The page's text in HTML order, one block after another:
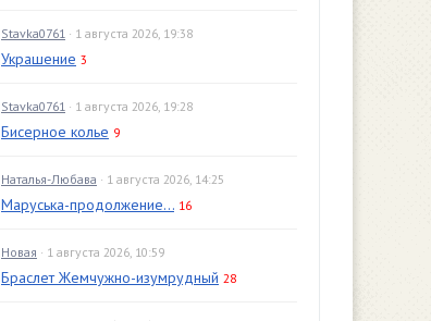
Stavka0761 · 1 августа 2026, 19:38
Украшение 3
Stavka0761 · 1 августа 2026, 19:28
Бисерное колье 9
Наталья-Любава · 1 августа 2026, 14:25
Маруська-продолжение... 16
Новая · 1 августа 2026, 10:59
Браслет Жемчужно-изумрудный 28